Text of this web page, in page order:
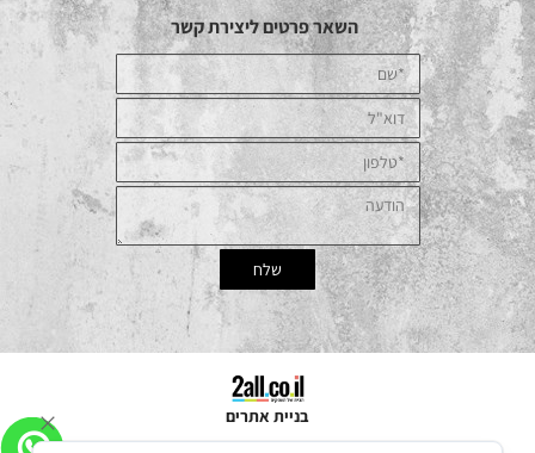
השאר פרטים ליצירת קשר
בניית אתרים